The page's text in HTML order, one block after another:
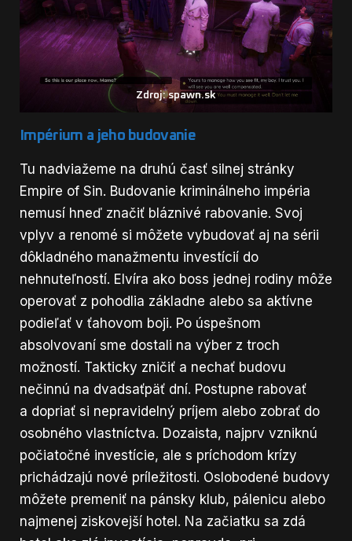
Zdroj: spawn.sk
Impérium a jeho budovanie
Tu nadviažeme na druhú časť silnej stránky
Empire of Sin. Budovanie kriminálneho impéria
nemusí hneď značiť bláznivé rabovanie. Svoj
vplyv a renomé si môžete vybudovať aj na sérii
dôkladného manažmentu investícií do
nehnuteľností. Elvíra ako boss jednej rodiny môže
operovať z pohodlia základne alebo sa aktívne
podieľať v ťahovom boji. Po úspešnom
absolvovaní sme dostali na výber z troch
možností. Takticky zničiť a nechať budovu
nečinnú na dvadsaťpäť dní. Postupne rabovať
a dopriať si nepravidelný príjem alebo zobrať do
osobného vlastníctva. Dozaista, najprv vzniknú
počiatočné investície, ale s príchodom krízy
prichádzajú nové príležitosti. Oslobodené budovy
môžete premeniť na pánsky klub, pálenicu alebo
najmenej ziskovejší hotel. Na začiatku sa zdá